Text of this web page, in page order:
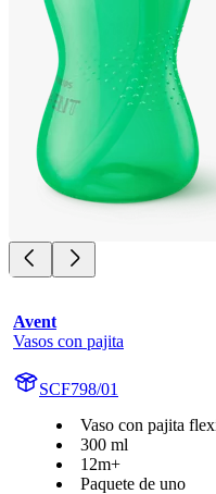
Avent
Vasos con pajita
SCF798/01
Vaso con pajita
300 ml
12m+
Paquete de uno